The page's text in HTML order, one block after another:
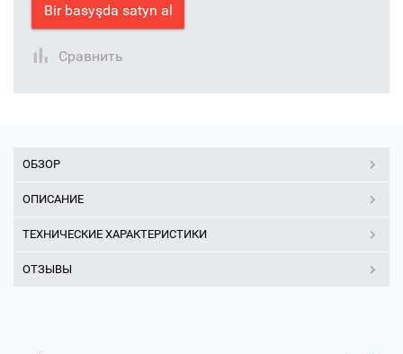
Bir basyşda satyn al
Сравнить
ОБЗОР
ОПИСАНИЕ
ТЕХНИЧЕСКИЕ ХАРАКТЕРИСТИКИ
ОТЗЫВЫ